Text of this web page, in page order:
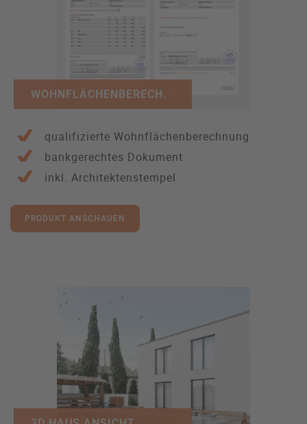
WOHNFLÄCHENBERECH.
qualifizierte Wohnflächenberechnung
bankgerechtes Dokument
inkl. Architektenstempel
PRODUKT ANSCHAUEN